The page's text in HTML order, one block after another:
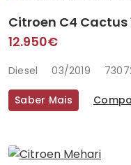
Citroen C4 Cactus
12.950€
Diesel 03/2019
Saber Mais